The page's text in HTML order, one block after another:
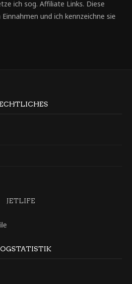
ich sog. Affiliate Links. Diese
und ich kennzeichne sie
JETLIFE